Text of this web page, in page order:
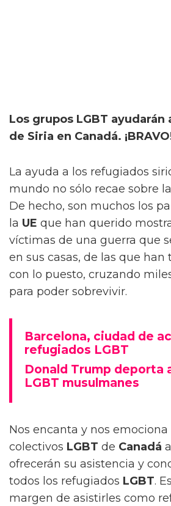
Los grupos LGBT
de Siria en Canadá.
La ayuda a los refugiados
mundo no sólo recae sobre
De hecho, son muchos los
la UE que han querido
víctimas de una guerra que
en sus casas, de las que
con lo puesto, cruzando
para poder sobrevivir.
Barcelona, ciudad de
refugiados LGBT
Donald Trump deporta
LGBT musulmanes
Nos encanta y nos
colectivos LGBT de Canadá
ofrecerán su asistencia y
todos los refugiados LGBT.
margen de asistirles como